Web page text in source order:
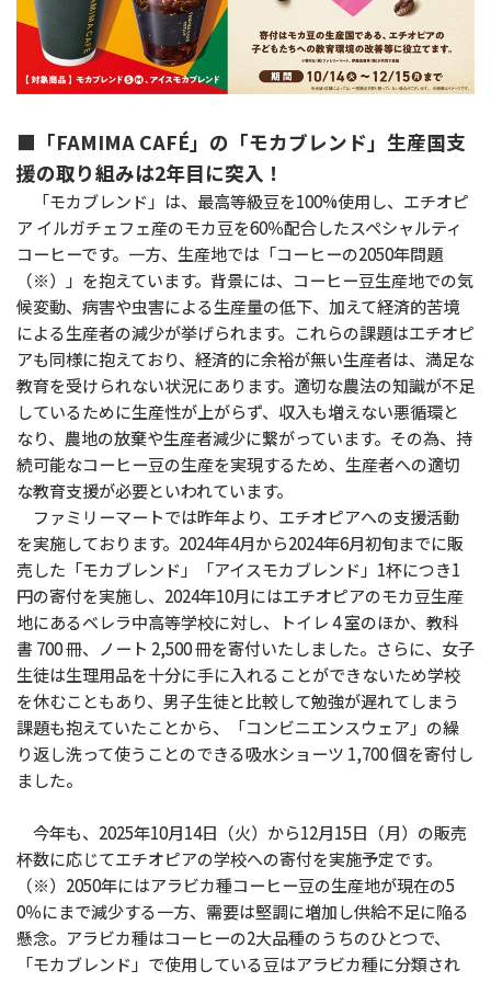
■「FAMIMA CAFÉ」の「モカブレンド」生産国支
援の取り組みは2年目に突入！
「モカブレンド」は、最高等級豆を100%使用し、エチオピ
ア イルガチェフェ産のモカ豆を60％配合したスペシャルティ
コーヒーです。一方、生産地では「コーヒーの2050年問題
（※）」を抱えています。背景には、コーヒー豆生産地での気
候変動、病害や虫害による生産量の低下、加えて経済的苦境
による生産者の減少が挙げられます。これらの課題はエチオピ
アも同様に抱えており、経済的に余裕が無い生産者は、満足な
教育を受けられない状況にあります。適切な農法の知識が不足
しているために生産性が上がらず、収入も増えない悪循環と
なり、農地の放棄や生産者減少に繋がっています。その為、持
続可能なコーヒー豆の生産を実現するため、生産者への適切
な教育支援が必要といわれています。
ファミリーマートでは昨年より、エチオピアへの支援活動
を実施しております。2024年4月から2024年6月初旬までに販
売した「モカブレンド」「アイスモカブレンド」1杯につき1
円の寄付を実施し、2024年10月にはエチオピアのモカ豆生産
地にあるベレラ中高等学校に対し、トイレ 4 室のほか、教科
書 700 冊、ノート 2,500 冊を寄付いたしました。さらに、女子
生徒は生理用品を十分に手に入れることができないため学校
を休むこともあり、男子生徒と比較して勉強が遅れてしまう
課題も抱えていたことから、「コンビニエンスウェア」の繰
り返し洗って使うことのできる吸水ショーツ 1,700 個を寄付し
ました。
今年も、2025年10月14日（火）から12月15日（月）の販売
杯数に応じてエチオピアの学校への寄付を実施予定です。
（※）2050年にはアラビカ種コーヒー豆の生産地が現在の5
0％にまで減少する一方、需要は堅調に増加し供給不足に陥る
懸念。アラビカ種はコーヒーの2大品種のうちのひとつで、
「モカブレンド」で使用している豆はアラビカ種に分類され